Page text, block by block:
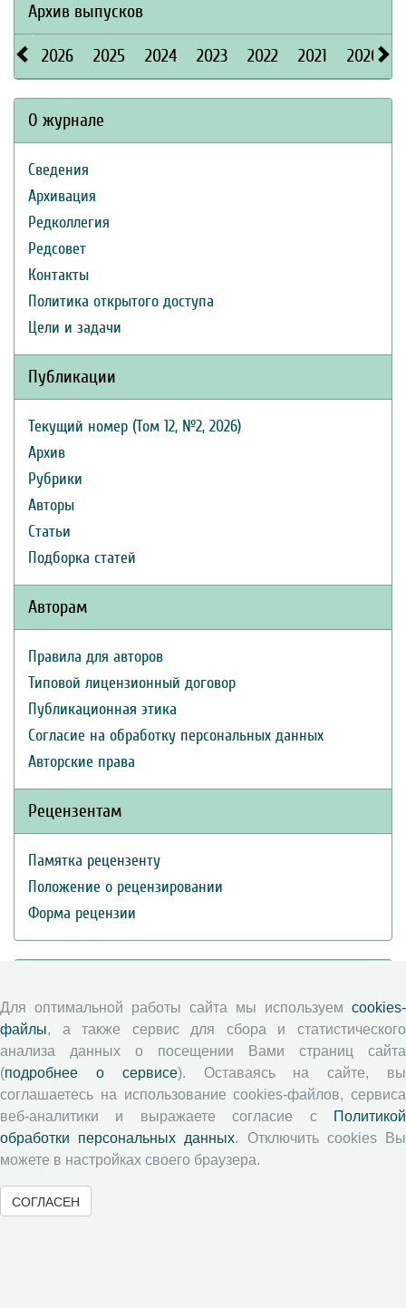
Архив выпусков
2026 2025 2024 2023 2022 2021 2020
О журнале
Сведения
Архивация
Редколлегия
Редсовет
Контакты
Политика открытого доступа
Цели и задачи
Публикации
Текущий номер (Том 12, №2, 2026)
Архив
Рубрики
Авторы
Статьи
Подборка статей
Авторам
Правила для авторов
Типовой лицензионный договор
Публикационная этика
Согласие на обработку персональных данных
Авторские права
Рецензентам
Памятка рецензенту
Положение о рецензировании
Форма рецензии
Экономические и социальные перемены
Проблемы развития территории
Вопросы территориального развития
Юный экономист
АгроЗооТехника
Для оптимальной работы сайта мы используем cookies-
файлы, а также сервис для сбора и статистического
анализа данных о посещении Вами страниц сайта
(подробнее о сервисе). Оставаясь на сайте, вы
соглашаетесь на использование cookies-файлов, сервиса
веб-аналитики и выражаете согласие с
Политикой
обработки персональных данных. Отключить cookies Вы
можете в настройках своего браузера.
СОГЛАСЕН